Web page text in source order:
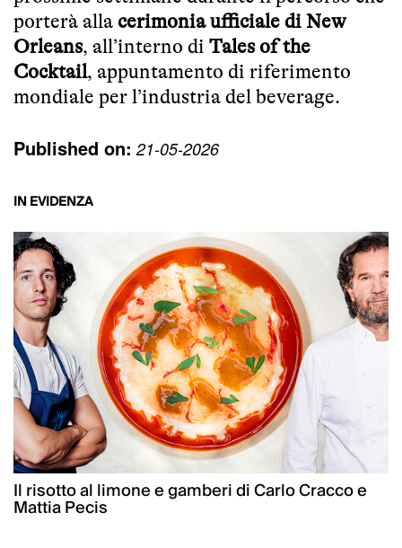
porterà alla cerimonia ufficiale di New
Orleans, all’interno di Tales of the
Cocktail, appuntamento di riferimento
mondiale per l’industria del beverage.
Published on: 21-05-2026
IN EVIDENZA
Il risotto al limone e gamberi di Carlo Cracco e
Mattia Pecis